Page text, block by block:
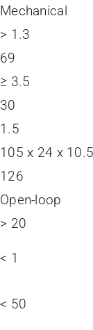
Mechanical
> 1.3
69
≥ 3.5
30
1.5
105 x 24 x 10.5
126
Open-loop
> 20
< 1
< 50